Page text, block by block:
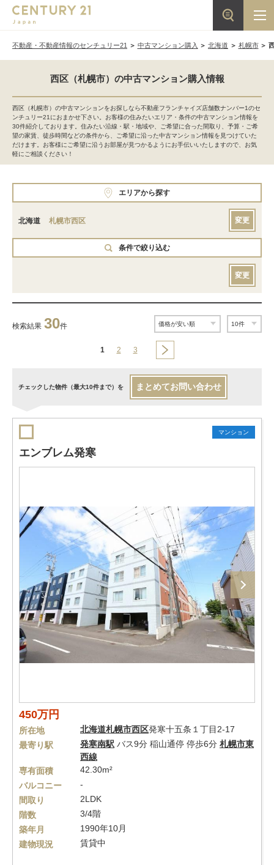
不動産・不動産情報のセンチュリー21 中古マンション購入 北海道 札幌市
西区（札幌市）の中古マンション購入情報
西区（札幌市）の中古マンションをお探しなら不動産フランチャイズ店舗数ナンバー1のセ
ンチュリー21におまかせ下さい。お客様の住みたいエリア・条件の中古マンション情報を
30件紹介しております。住みたい沿線・駅・地域や、ご希望に合った間取り、予算・ご希
望の家賃、徒歩時間などの条件から、ご希望に沿った中古マンション情報を見つけていた
だけます。お客様にご希望に沿うお部屋が見つかるようにお手伝いいたしますので、お気
軽にご相談ください！
エリアから探す
北海道 札幌市西区 変更
条件で絞り込む
変更
検索結果 30件
1 2 3
チェックした物件（最大10件まで）を まとめてお問い合わせ
マンション
エンブレム発寒
450万円
所在地 北海道札幌市西区発寒十五条１丁目2-17
最寄り駅
発寒南駅 バス9分 稲山通停 停歩6分 札幌市東
西線
専有面積
42.30m²
バルコニー
-
間取り
2LDK
階数
3/4階
築年月
1990年10月
建物現況
賃貸中